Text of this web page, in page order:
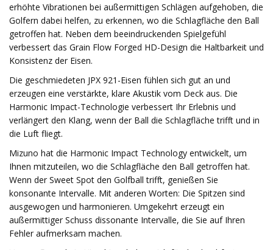
erhöhte Vibrationen bei außermittigen Schlägen aufgehoben, die
Golfern dabei helfen, zu erkennen, wo die Schlagfläche den Ball
getroffen hat. Neben dem beeindruckenden Spielgefühl
verbessert das Grain Flow Forged HD-Design die Haltbarkeit und
Konsistenz der Eisen.
Die geschmiedeten JPX 921-Eisen fühlen sich gut an und
erzeugen eine verstärkte, klare Akustik vom Deck aus. Die
Harmonic Impact-Technologie verbessert Ihr Erlebnis und
verlängert den Klang, wenn der Ball die Schlagfläche trifft und in
die Luft fliegt.
Mizuno hat die Harmonic Impact Technology entwickelt, um
Ihnen mitzuteilen, wo die Schlagfläche den Ball getroffen hat.
Wenn der Sweet Spot den Golfball trifft, genießen Sie
konsonante Intervalle. Mit anderen Worten: Die Spitzen sind
ausgewogen und harmonieren. Umgekehrt erzeugt ein
außermittiger Schuss dissonante Intervalle, die Sie auf Ihren
Fehler aufmerksam machen.